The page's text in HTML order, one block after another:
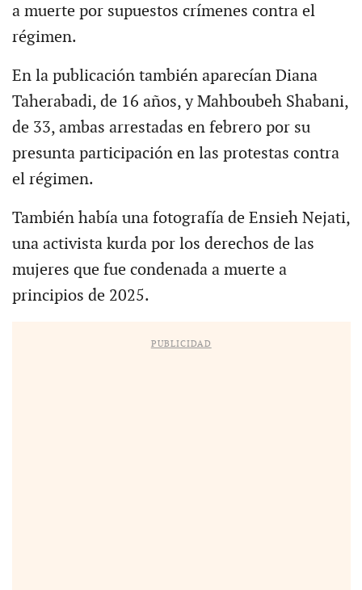
a muerte por supuestos crímenes contra el
régimen.
En la publicación también aparecían Diana
Taherabadi, de 16 años, y Mahboubeh Shabani,
de 33, ambas arrestadas en febrero por su
presunta participación en las protestas contra
el régimen.
También había una fotografía de Ensieh Nejati,
una activista kurda por los derechos de las
mujeres que fue condenada a muerte a
principios de 2025.
PUBLICIDAD